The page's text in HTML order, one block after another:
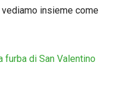
insieme come
furba di San Valentino